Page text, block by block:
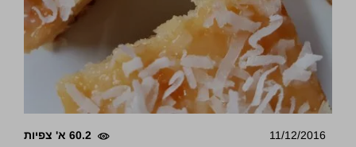
11/12/2016 60.2 א' צפיות